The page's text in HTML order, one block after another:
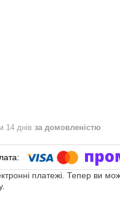
14 днів за домовленістю
платежі. Тепер ви